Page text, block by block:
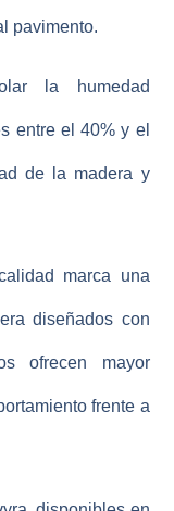
pavimento.
la humedad
entre el 40% y el
de la madera y
marca una
diseñados con
ofrecen mayor
frente a